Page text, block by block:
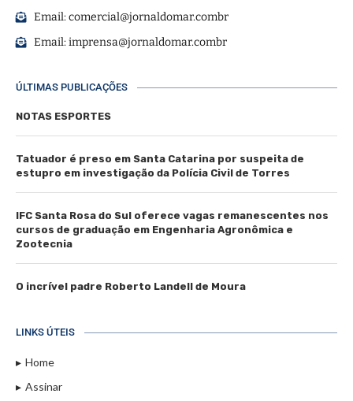
Email:comercial@jornaldomar.combr
Email:imprensa@jornaldomar.combr
ÚLTIMAS PUBLICAÇÕES
NOTAS ESPORTES
Tatuador é preso em Santa Catarina por suspeita de
estupro em investigação da Polícia Civil de Torres
IFC Santa Rosa do Sul oferece vagas remanescentes nos
cursos de graduação em Engenharia Agronômica e
Zootecnia
O incrível padre Roberto Landell de Moura
LINKS ÚTEIS
Home
Assinar